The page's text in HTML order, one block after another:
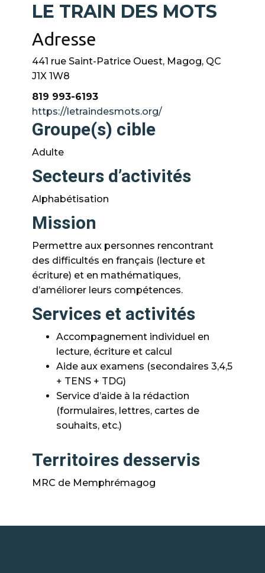
LE TRAIN DES MOTS
Adresse
441 rue Saint-Patrice Ouest, Magog, QC
J1X 1W8
819 993-6193
https://letraindesmots.org/
Groupe(s) cible
Adulte
Secteurs d’activités
Alphabétisation
Mission
Permettre aux personnes rencontrant
des difficultés en français (lecture et
écriture) et en mathématiques,
d’améliorer leurs compétences.
Services et activités
Accompagnement individuel en
lecture, écriture et calcul
Aide aux examens (secondaires 3,4,5
+ TENS + TDG)
Service d’aide à la rédaction
(formulaires, lettres, cartes de
souhaits, etc.)
Territoires desservis
MRC de Memphrémagog